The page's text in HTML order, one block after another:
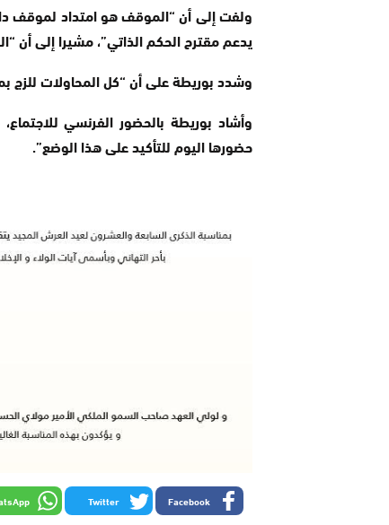
ولفت إلى أن “الموقف هو امتداد لموقف
يدعم مقترح الحكم الذاتي”، مشيرا إلى
وشدد بوريطة على أن “كل المحاولات للزج
وأشاد بوريطة بالحضور الفرنسي
حضورها اليوم للتأكيد على هذا الوضع”.
Facebook
Twitter